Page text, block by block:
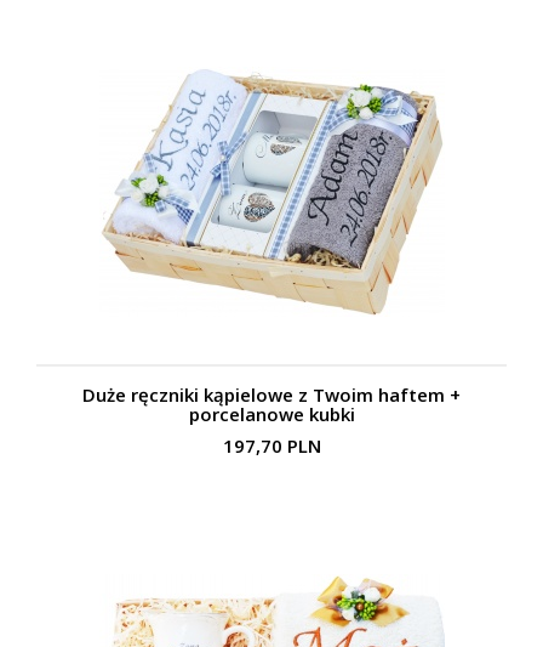
Duże ręczniki kąpielowe z Twoim haftem +
porcelanowe kubki
197,70 PLN